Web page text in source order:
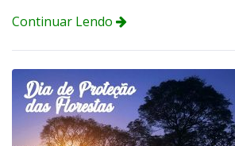
Continuar Lendo